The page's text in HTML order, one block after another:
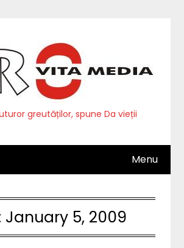
greutăților, spune Da vieții
Menu
January 5, 2009